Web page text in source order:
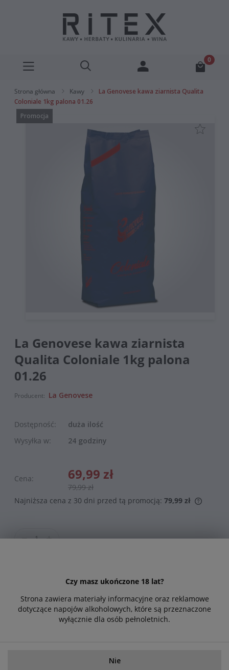
Strona główna Kawy
La Genovese kawa ziarnista Qualita
Coloniale 1kg palona 01.26
Czy masz ukończone 18 lat?
Strona zawiera materiały informacyjne oraz reklamowe
dotyczące napojów alkoholowych, które są przeznaczone
wyłącznie dla osób pełnoletnich.
Nie
Promocja
La Genovese kawa ziarnista
Qualita Coloniale 1kg palona
01.26
Producent: La Genovese
Dostępność:
duża ilość
Wysyłka w:
24 godziny
Cena: 69,99 zł
79,99 zł
Najniższa cena z 30 dni przed tą promocją: 79,99 zł
Poleć znajomemu